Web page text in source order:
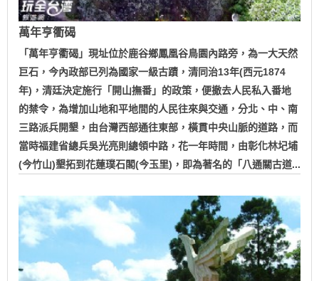
萬年亨衢碣
「萬年亨衢碣」現址位於鹿谷鄉鳳凰谷鳥園內路旁，為一大天然
巨石，今內政部已列為國家一級古蹟，清同治13年(西元1874
年)，清廷決定施行「開山撫番」的政策，便撤去人民私入番地
的禁令，為增加山地和平地間的人民往來與交通，分北、中、南
三路派兵開墾，由台灣西部通往東部，橫貫中央山脈的道路，而
當時福建省總兵吳光亮則總領中路，花一年時間，由彰化林圮埔
(今竹山)墾拓到花蓮璞石閣(今玉里)，即為著名的「八通關古道...